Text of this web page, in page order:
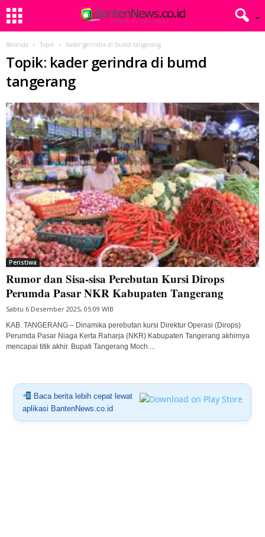
Beranda Topik Kader gerindra di bumd tangerang
Topik: kader gerindra di bumd
tangerang
Peristiwa
Rumor dan Sisa-sisa Perebutan Kursi Dirops
Perumda Pasar NKR Kabupaten Tangerang
Sabtu 6 Desember 2025, 05:09 WIB
KAB. TANGERANG – Dinamika perebutan kursi Direktur Operasi (Dirops)
Perumda Pasar Niaga Kerta Raharja (NKR) Kabupaten Tangerang akhirnya
mencapai titik akhir. Bupati Tangerang Moch....
Baca berita lebih cepat lewat
aplikasi BantenNews.co.id